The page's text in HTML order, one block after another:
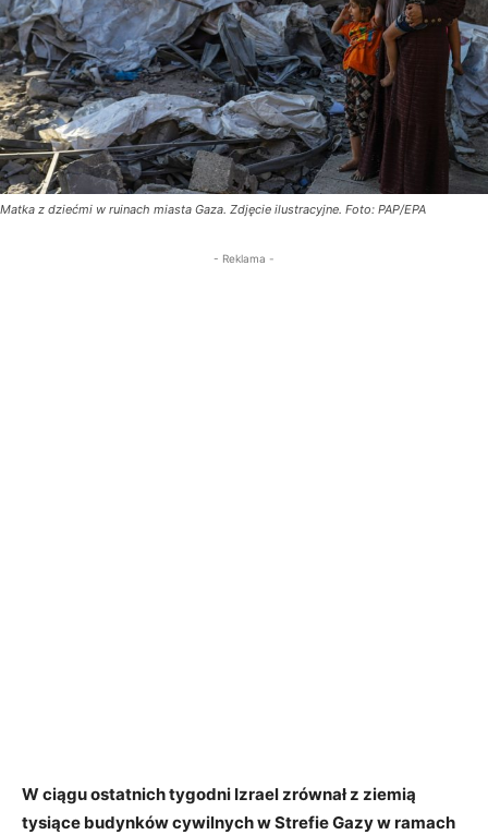
Matka z dziećmi w ruinach miasta Gaza. Zdjęcie ilustracyjne. Foto: PAP/EPA
- Reklama -
W ciągu ostatnich tygodni Izrael zrównał z ziemią
tysiące budynków cywilnych w Strefie Gazy w ramach